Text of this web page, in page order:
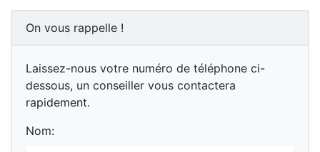
On vous rappelle !
Laissez-nous votre numéro de téléphone ci-
dessous, un conseiller vous contactera
rapidement.
Nom: